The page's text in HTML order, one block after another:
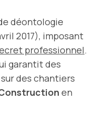
déontologie
2017), imposant
professionnel.
garantit des
des chantiers
en